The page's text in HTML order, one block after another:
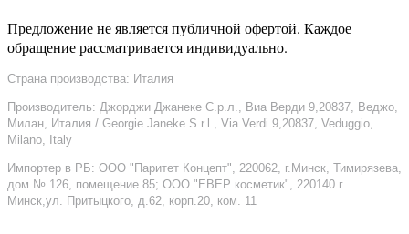
Предложение не является публичной офертой. Каждое
обращение рассматривается индивидуально.
Страна производства: Италия
Производитель: Джорджи Джанеке С.р.л., Виа Верди 9,20837, Веджо,
Милан, Италия / Georgie Janeke S.r.l., Via Verdi 9,20837, Veduggio,
Milano, Italy
Импортер в РБ: ООО "Паритет Концепт", 220062, г.Минск, Тимирязева,
дом № 126, помещение 85; ООО "ЕВЕР косметик", 220140 г.
Минск,ул. Притыцкого, д.62, корп.20, ком. 11